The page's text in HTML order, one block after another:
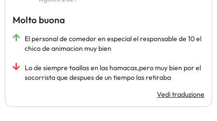
Molto buona
El personal de comedor en especial el responsable de 10 el
chico de animacion muy bien
Lo de siempre toallas en las hamacas,pero muy bien por el
socorrista que despues de un tiempo las retiraba
Vedi traduzione